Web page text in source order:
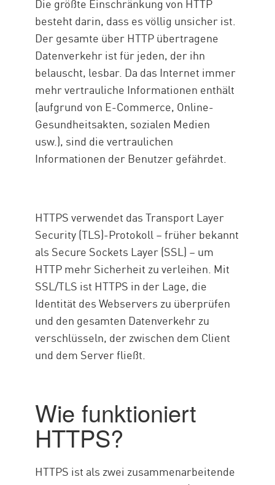
Die größte Einschränkung von HTTP
besteht darin, dass es völlig unsicher ist.
Der gesamte über HTTP übertragene
Datenverkehr ist für jeden, der ihn
belauscht, lesbar. Da das Internet immer
mehr vertrauliche Informationen enthält
(aufgrund von E-Commerce, Online-
Gesundheitsakten, sozialen Medien
usw.), sind die vertraulichen
Informationen der Benutzer gefährdet.
HTTPS verwendet das Transport Layer
Security (TLS)-Protokoll – früher bekannt
als Secure Sockets Layer (SSL) – um
HTTP mehr Sicherheit zu verleihen. Mit
SSL/TLS ist HTTPS in der Lage, die
Identität des Webservers zu überprüfen
und den gesamten Datenverkehr zu
verschlüsseln, der zwischen dem Client
und dem Server fließt.
Wie funktioniert
HTTPS?
HTTPS ist als zwei zusammenarbeitende